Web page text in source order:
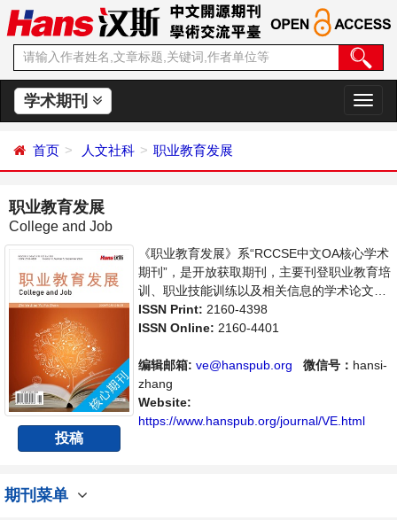
学术期刊
切
换
首页 人文社科 职业教育发展
职业教育发展
College and Job
投稿
《职业教育发展》系“RCCSE中文OA核心学术
期刊”，是开放获取期刊，主要刊登职业教育培
训、职业技能训练以及相关信息的学术论文，
职业教育前沿最新动态评述等。本刊支持思想
创新、学术创新，倡导科学，繁荣学术，集学
学家、学者、科研人员提供一个传播、分享和
讨论职业教育领域内不同方向问题与发展的交
流平台。
ISSN Print: 2160-4398
ISSN Online: 2160-4401
编辑邮箱: ve@hanspub.org 微信号： hansi-
zhang
Website:
https://www.hanspub.org/journal/VE.html
期刊菜单